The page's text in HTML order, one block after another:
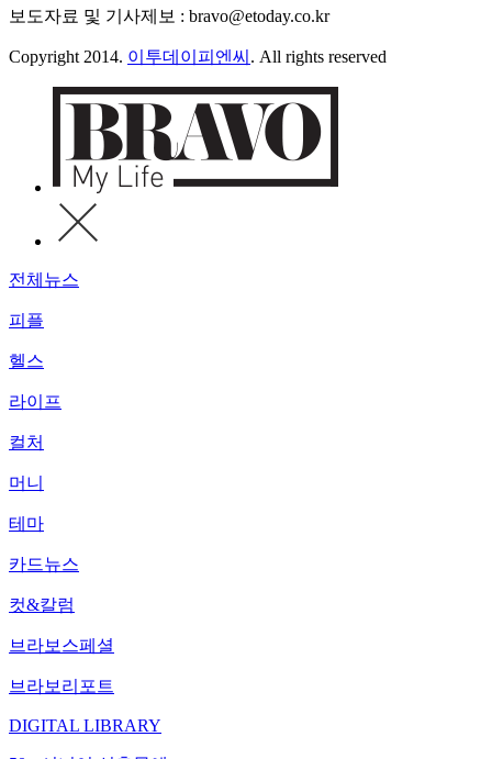
보도자료 및 기사제보 : bravo@etoday.co.kr
Copyright 2014. 이투데이피엔씨 . All rights reserved
전체뉴스
피플
헬스
라이프
컬처
머니
테마
카드뉴스
컷&칼럼
브라보스페셜
브라보리포트
DIGITAL LIBRARY